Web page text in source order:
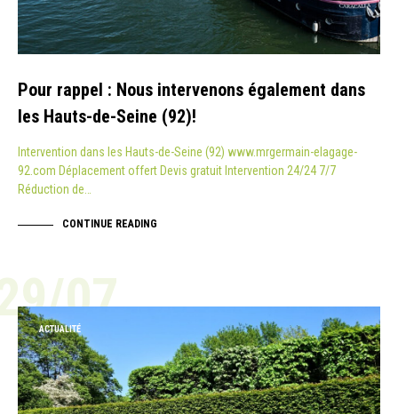
Pour rappel : Nous intervenons également dans
les Hauts-de-Seine (92)!
Intervention dans les Hauts-de-Seine (92) www.mrgermain-elagage-
92.com Déplacement offert Devis gratuit Intervention 24/24 7/7
Réduction de…
CONTINUE READING
07
ACTUALITÉ